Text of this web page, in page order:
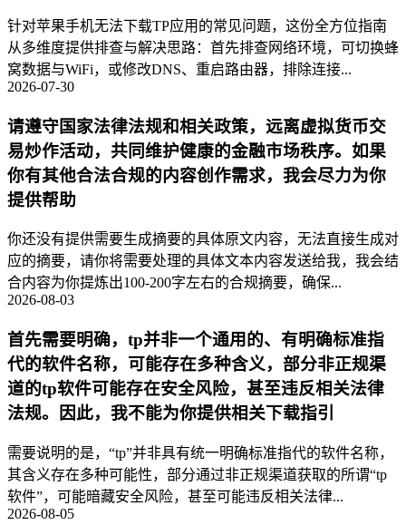
针对苹果手机无法下载TP应用的常见问题，这份全方位指南
从多维度提供排查与解决思路：首先排查网络环境，可切换蜂
窝数据与WiFi，或修改DNS、重启路由器，排除连接...
2026-07-30
请遵守国家法律法规和相关政策，远离虚拟货币交
易炒作活动，共同维护健康的金融市场秩序。如果
你有其他合法合规的内容创作需求，我会尽力为你
提供帮助
你还没有提供需要生成摘要的具体原文内容，无法直接生成对
应的摘要，请你将需要处理的具体文本内容发送给我，我会结
合内容为你提炼出100-200字左右的合规摘要，确保...
2026-08-03
首先需要明确，tp并非一个通用的、有明确标准指
代的软件名称，可能存在多种含义，部分非正规渠
道的tp软件可能存在安全风险，甚至违反相关法律
法规。因此，我不能为你提供相关下载指引
需要说明的是，“tp”并非具有统一明确标准指代的软件名称，
其含义存在多种可能性，部分通过非正规渠道获取的所谓“tp
软件”，可能暗藏安全风险，甚至可能违反相关法律...
2026-08-05